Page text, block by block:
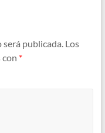
publicada. Los
con *